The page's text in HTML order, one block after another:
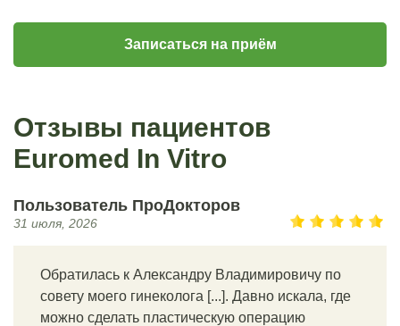
Записаться на приём
Отзывы пациентов
Euromed In Vitro
Пользователь ПроДокторов
31 июля, 2026
Обратилась к Александру Владимировичу по
совету моего гинеколога [...]. Давно искала, где
можно сделать пластическую операцию